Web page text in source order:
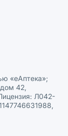
данных
«еАптека»;
42,
Л042-